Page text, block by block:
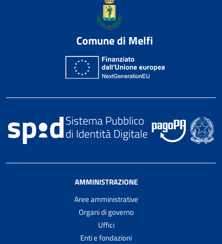
Comune di Melfi
AMMINISTRAZIONE
Aree amministrative
Organi di governo
Uffici
Enti e fondazioni